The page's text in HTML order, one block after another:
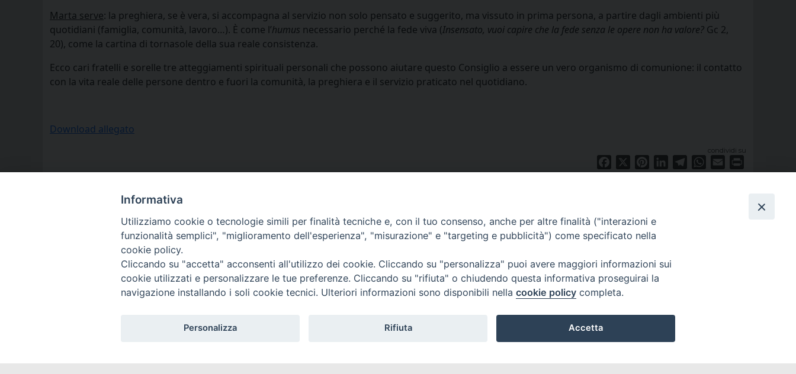
Marta serve: la preghiera, se è vera, si accompagna al servizio non solo pensato e suggerito, ma vissuto in prima persona, a partire dagli ambienti più
quotidiani (famiglia, comunità, lavoro…). È come l’humus necessario perché la fede viva (Insensato, vuoi capire che la fede senza le opere non ha valore? Gc 2,
20), come la cartina di tornasole della sua reale consistenza.
Ecco cari fratelli e sorelle tre atteggiamenti spirituali personali che possono aiutare questo Consiglio a essere un vero organismo di comunione: il contatto
con la vita reale delle persone dentro e fuori la comunità, la preghiera e il servizio praticato nel quotidiano.
Download allegato
condividi su
Facebook PinterestLinkedInTelegramWhatsApp
Email
Informativa
Utilizziamo cookie o tecnologie simili per finalità tecniche e, con il tuo consenso, anche per altre finalità ("interazioni e
funzionalità semplici", "miglioramento dell'esperienza", "misurazione" e "targeting e pubblicità") come specificato nella
cookie policy.
Cliccando su "accetta" acconsenti all'utilizzo dei cookie. Cliccando su "personalizza" puoi avere maggiori informazioni sui
cookie utilizzati e personalizzare le tue preferenze. Cliccando su "rifiuta" o chiudendo questa informativa proseguirai la
navigazione installando i soli cookie tecnici. Ulteriori informazioni sono disponibili nella cookie policy completa.
Personalizza Rifiuta Accetta